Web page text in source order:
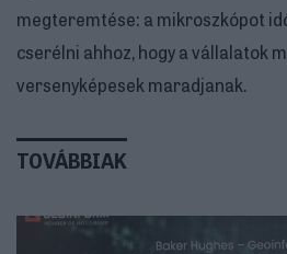
megteremtése: a mikroszkópot
cserélni ahhoz, hogy a vállalatok
versenyképesek maradjanak.
TOVÁBBIAK